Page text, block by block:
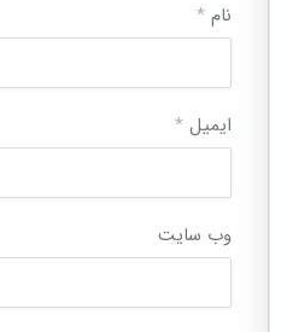
نام*
ایمیل*
وب‌ سایت